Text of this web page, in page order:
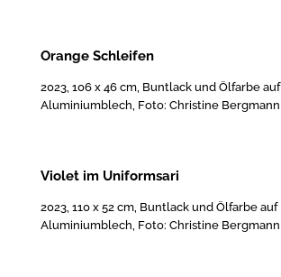
Orange Schleifen
2023, 106 x 46 cm, Buntlack und Ölfarbe auf
Aluminiumblech, Foto: Christine Bergmann
Violet im Uniformsari
2023, 110 x 52 cm, Buntlack und Ölfarbe auf
Aluminiumblech, Foto: Christine Bergmann